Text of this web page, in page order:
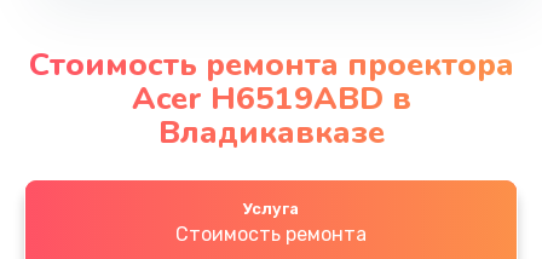
Стоимость ремонта проектора
Acer H6519ABD в
Владикавказе
Услуга
Стоимость ремонта